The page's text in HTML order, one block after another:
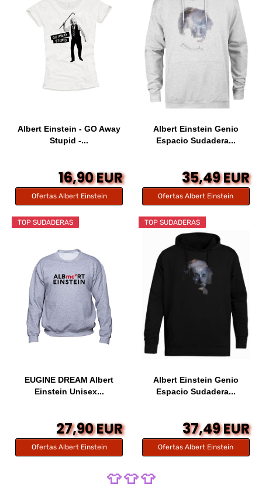
Albert Einstein - GO Away
Stupid -...
16,90 EUR
Ofertas Albert Einstein
Albert Einstein Genio
Espacio Sudadera...
35,49 EUR
Ofertas Albert Einstein
TOP SUDADERAS
EUGINE DREAM Albert
Einstein Unisex...
27,90 EUR
Ofertas Albert Einstein
TOP SUDADERAS
Albert Einstein Genio
Espacio Sudadera...
37,49 EUR
Ofertas Albert Einstein
👕 👕 👕